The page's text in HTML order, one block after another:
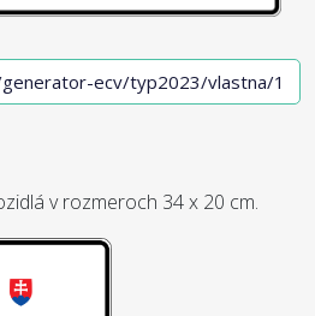
v rozmeroch 34 x 20 cm.